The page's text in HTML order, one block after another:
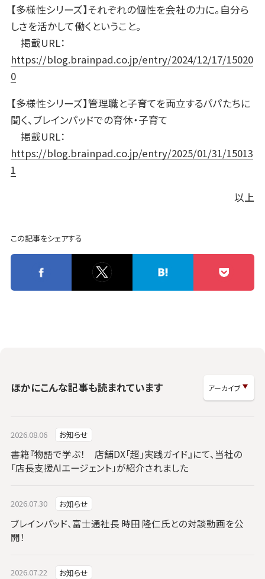
【多様性シリーズ】それぞれの個性を会社の力に。自分ら
しさを活かして働くということ。
掲載URL：
https://blog.brainpad.co.jp/entry/2024/12/17/15020
0
【多様性シリーズ】管理職と子育てを両立するパパたちに
聞く、ブレインパッドでの育休・子育て
掲載URL：
https://blog.brainpad.co.jp/entry/2025/01/31/15013
1
以上
この記事をシェアする
ほかにこんな記事も読まれています
2026.08.06 お知らせ
書籍『物語で学ぶ！ 店舗DX「超」実践ガイド』にて、当社の
「店長支援AIエージェント」が紹介されました
2026.07.30 お知らせ
ブレインパッド、富士通社長 時田 隆仁氏との対談動画を公
開！
2026.07.22 お知らせ